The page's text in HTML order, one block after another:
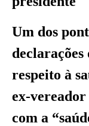
Um dos
respeito à
ex-vereador
com a